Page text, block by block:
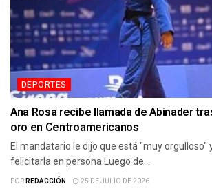
DEPORTES
Ana Rosa recibe llamada de Abinader
oro en Centroamericanos
El mandatario le dijo que está "muy orgulloso"
felicitarla en persona Luego de...
PORREDACCIÓN 25 DE JULIO DE 2026